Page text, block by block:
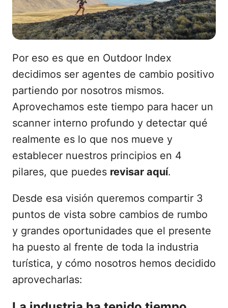
Por eso es que en Outdoor Index
decidimos ser agentes de cambio positivo
partiendo por nosotros mismos.
Aprovechamos este tiempo para hacer un
scanner interno profundo y detectar qué
realmente es lo que nos mueve y
establecer nuestros principios en 4
pilares, que puedes revisar aquí.
Desde esa visión queremos compartir 3
puntos de vista sobre cambios de rumbo
y grandes oportunidades que el presente
ha puesto al frente de toda la industria
turística, y cómo nosotros hemos decidido
aprovecharlas: